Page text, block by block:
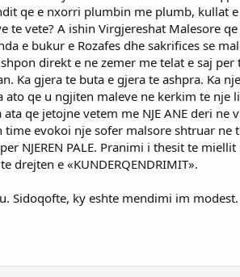
qe e nxorri plumbin me plumb, kullat
te vete? A ishin Virgjereshat Malesore
e bukur e Rozafes dhe sakrifices se
direkt e ne zemer me telat e saj
Ka gjera te buta e gjera te ashpra. Ka
qe u ngjiten maleve ne kerkim te nje
qe jetojne vetem me NJE ANE deri
evokoi nje sofer malsore shtruar
NJEREN PALE. Pranimi i thesit te
drejten e «KUNDERQENDRIMIT».
Sidoqofte, ky eshte mendimi im modest.